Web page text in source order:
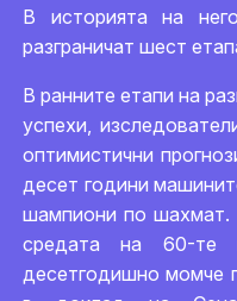
В историята на
разграничат шест
В ранните етапи на
успехи,
оптимистични
десет години
шампиони по шахмат.
средата на 60-те
десетгодишно момче